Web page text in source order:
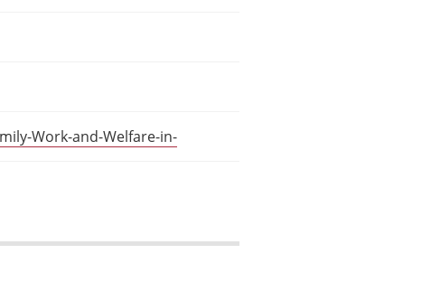
Work-and-Welfare-in-